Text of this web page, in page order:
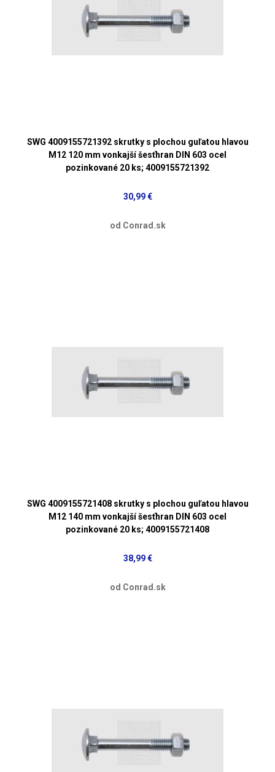
SWG 4009155721392 skrutky s plochou guľatou hlavou
M12 120 mm vonkajší šesťhran DIN 603 ocel
pozinkované 20 ks; 4009155721392
30,99 €
od Conrad.sk
SWG 4009155721408 skrutky s plochou guľatou hlavou
M12 140 mm vonkajší šesťhran DIN 603 ocel
pozinkované 20 ks; 4009155721408
38,99 €
od Conrad.sk